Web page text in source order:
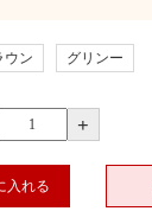
ウン グリンー
+
入れる